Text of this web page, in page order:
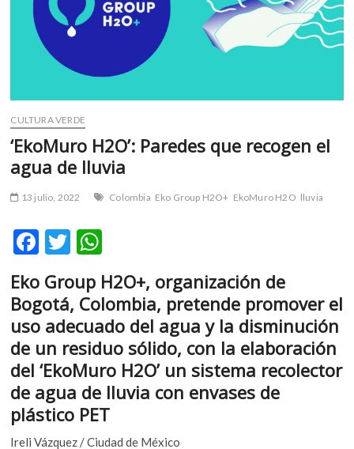
v
o
e
CULTURA VERDE
‘EkoMuro H2O’: Paredes que recogen el
agua de lluvia
13 julio, 2022 Colombia Eko Group H2O+ EkoMuro H2O lluvia
F
ac
e
b
o
o
k
T
itt
er
h
at
s
A
p
p
Eko Group H2O+, organización de
Bogotá, Colombia, pretende promover el
uso adecuado del agua y la disminución
de un residuo sólido, con la elaboración
del ‘EkoMuro H2O’ un sistema recolector
de agua de lluvia con envases de
plástico PET
Ireli Vázquez / Ciudad de México